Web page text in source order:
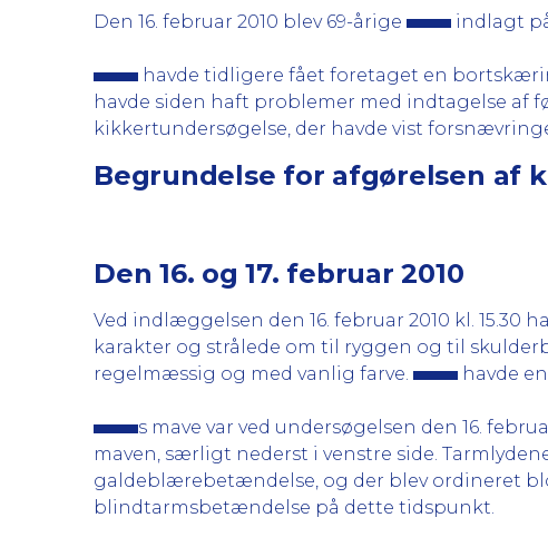
Den 16. februar 2010 blev 69-årige indlagt
havde tidligere fået foretaget en
havde siden haft problemer med indtagelse af
kikkertundersøgelse, der havde vist
Begrundelse for afgørelsen af
Den 16. og 17. februar 2010
Ved indlæggelsen den 16. februar 2010 kl. 15.30
karakter og strålede om til ryggen og til
regelmæssig og med vanlig farve.
havde
s mave var ved undersøgelsen den 16.
maven, særligt nederst i venstre side.
galdeblærebetændelse, og der blev ordineret
blindtarmsbetændelse på dette tidspunkt.